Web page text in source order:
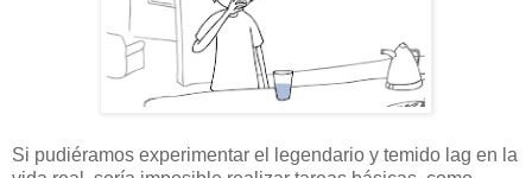
Si pudiéramos experimentar el legendario y temido lag en la